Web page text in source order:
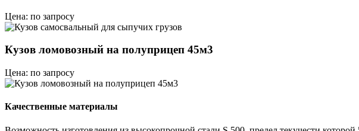
Цена: по запросу
Кузов ломовозный на полуприцеп 45м3
Цена: по запросу
Качественные материалы